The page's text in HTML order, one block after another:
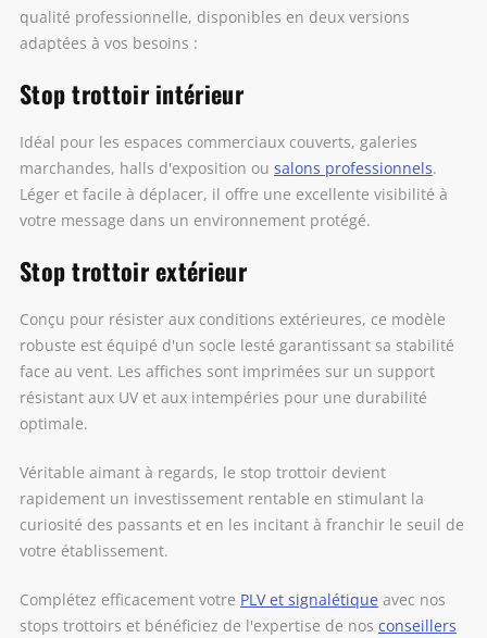
qualité professionnelle, disponibles en deux versions
adaptées à vos besoins :
Stop trottoir intérieur
Idéal pour les espaces commerciaux couverts, galeries
marchandes, halls d'exposition ou salons professionnels.
Léger et facile à déplacer, il offre une excellente visibilité à
votre message dans un environnement protégé.
Stop trottoir extérieur
Conçu pour résister aux conditions extérieures, ce modèle
robuste est équipé d'un socle lesté garantissant sa stabilité
face au vent. Les affiches sont imprimées sur un support
résistant aux UV et aux intempéries pour une durabilité
optimale.
Véritable aimant à regards, le stop trottoir devient
rapidement un investissement rentable en stimulant la
curiosité des passants et en les incitant à franchir le seuil de
votre établissement.
Complétez efficacement votre PLV et signalétique avec nos
stops trottoirs et bénéficiez de l'expertise de nos conseillers